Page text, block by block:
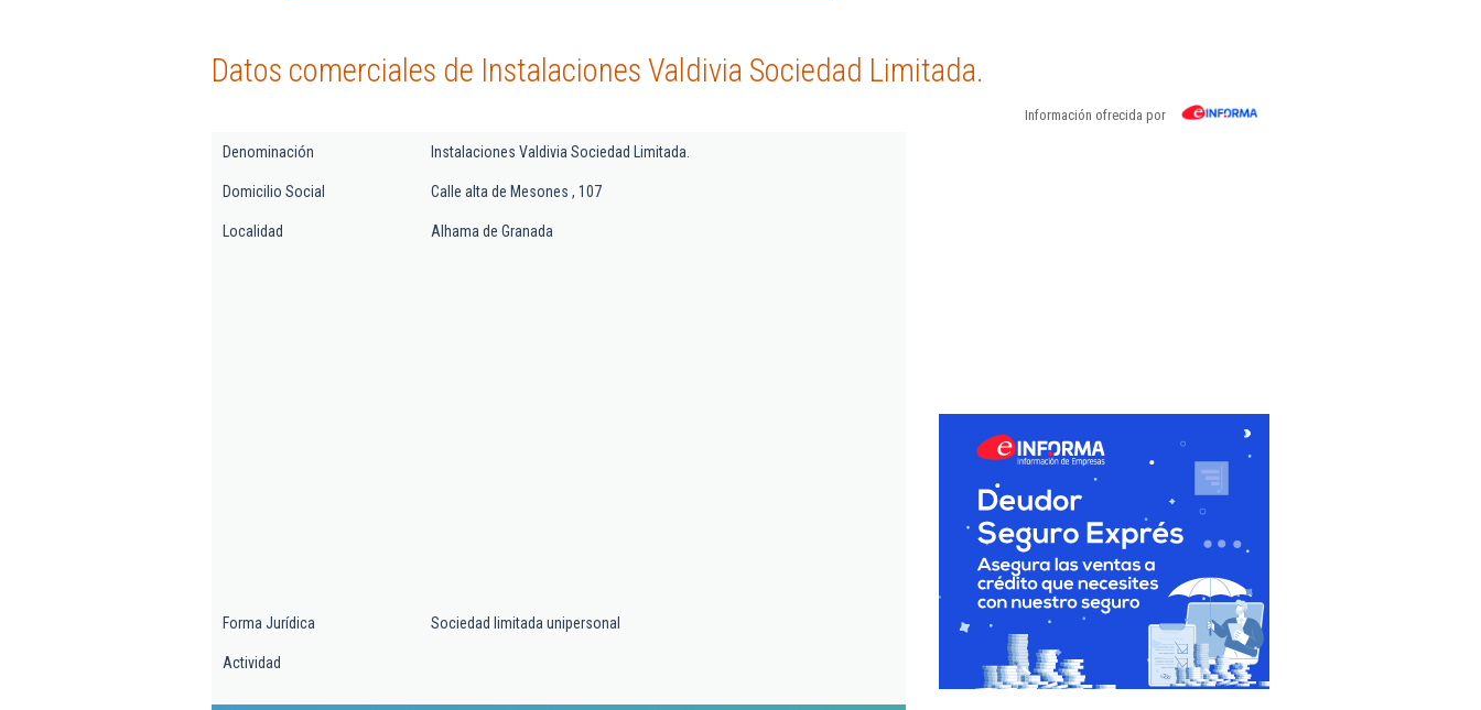
Datos comerciales de Instalaciones Valdivia Sociedad Limitada.
Información ofrecida por
Denominación Instalaciones Valdivia Sociedad Limitada.
Domicilio Social Calle alta de Mesones , 107
Localidad Alhama de Granada
Forma Jurídica Sociedad limitada unipersonal
Actividad